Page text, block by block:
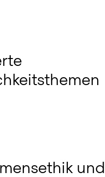
und